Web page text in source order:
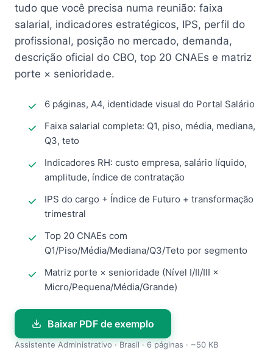
tudo que você precisa numa reunião: faixa
salarial, indicadores estratégicos, IPS, perfil do
profissional, posição no mercado, demanda,
descrição oficial do CBO, top 20 CNAEs e matriz
porte × senioridade.
6 páginas, A4, identidade visual do Portal Salário
Faixa salarial completa: Q1, piso, média, mediana,
Q3, teto
Indicadores RH: custo empresa, salário líquido,
amplitude, índice de contratação
IPS do cargo + Índice de Futuro + transformação
trimestral
Top 20 CNAEs com
Q1/Piso/Média/Mediana/Q3/Teto por segmento
Matriz porte × senioridade (Nível I/II/III ×
Micro/Pequena/Média/Grande)
Baixar PDF de exemplo
Assistente Administrativo · Brasil · 6 páginas · ~50 KB